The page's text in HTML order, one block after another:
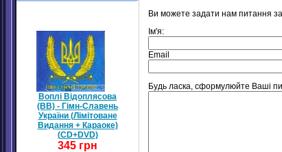
Воплі Відоплясова
(ВВ) - Гімн-Славень
України (Лімітоване
Видання + Караоке)
(CD+DVD)
345 грн
Ви можете задати нам питання
Ім'я:
Email
Будь ласка, сформулюйте Ваші